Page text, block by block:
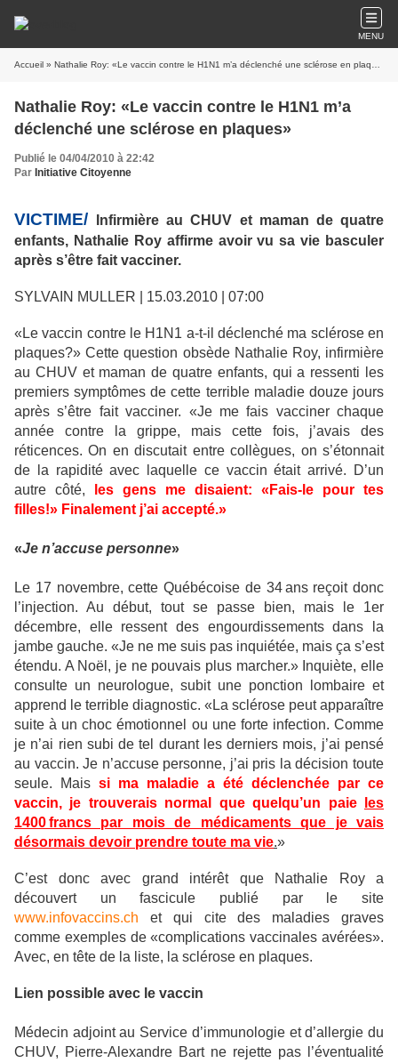
MENU
Accueil » Nathalie Roy: «Le vaccin contre le H1N1 m’a déclenché une sclérose en plaques»
Nathalie Roy: «Le vaccin contre le H1N1 m’a
déclenché une sclérose en plaques»
Publié le 04/04/2010 à 22:42
Par Initiative Citoyenne
VICTIME/
Infirmière au CHUV et maman de quatre
enfants, Nathalie Roy affirme avoir vu sa vie basculer
après s’être fait vacciner.
SYLVAIN MULLER | 15.03.2010 | 07:00
«Le vaccin contre le H1N1 a-t-il déclenché ma sclérose en
plaques?» Cette question obsède Nathalie Roy, infirmière
au CHUV et maman de quatre enfants, qui a ressenti les
premiers symptômes de cette terrible maladie douze jours
après s’être fait vacciner. «Je me fais vacciner chaque
année contre la grippe, mais cette fois, j’avais des
réticences. On en discutait entre collègues, on s’étonnait
de la rapidité avec laquelle ce vaccin était arrivé. D’un
autre côté,
les gens me disaient: «Fais-le pour tes
filles!» Finalement j’ai accepté.»
«Je n’accuse personne»
Le 17 novembre, cette Québécoise de 34 ans reçoit donc
l’injection. Au début, tout se passe bien, mais le 1er
décembre, elle ressent des engourdissements dans la
jambe gauche. «Je ne me suis pas inquiétée, mais ça s’est
étendu. A Noël, je ne pouvais plus marcher.» Inquiète, elle
consulte un neurologue, subit une ponction lombaire et
apprend le terrible diagnostic. «La sclérose peut apparaître
suite à un choc émotionnel ou une forte infection. Comme
je n’ai rien subi de tel durant les derniers mois, j’ai pensé
au vaccin. Je n’accuse personne, j’ai pris la décision toute
seule. Mais si ma maladie a été déclenchée par ce
vaccin, je trouverais normal que quelqu’un paie
les
1400 francs par mois de médicaments que je vais
désormais devoir prendre toute ma vie.»
C’est donc avec grand intérêt que Nathalie Roy a
découvert un fascicule publié par le site
www.infovaccins.ch et qui cite des maladies graves
comme exemples de «complications vaccinales avérées».
Avec, en tête de la liste, la sclérose en plaques.
Lien possible avec le vaccin
Médecin adjoint au Service d’immunologie et d’allergie du
CHUV, Pierre-Alexandre Bart ne rejette pas l’éventualité